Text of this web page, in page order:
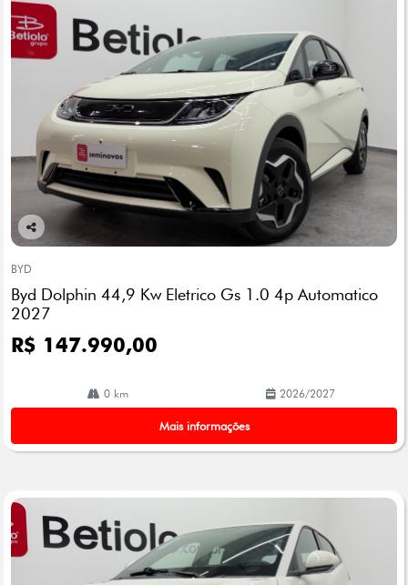
Co
arti
lhe
BYD
Byd Dolphin 44,9 Kw Eletrico Gs 1.0 4p Automatico
2027
R$ 147.990,00
0 km 2026/2027
Mais informações